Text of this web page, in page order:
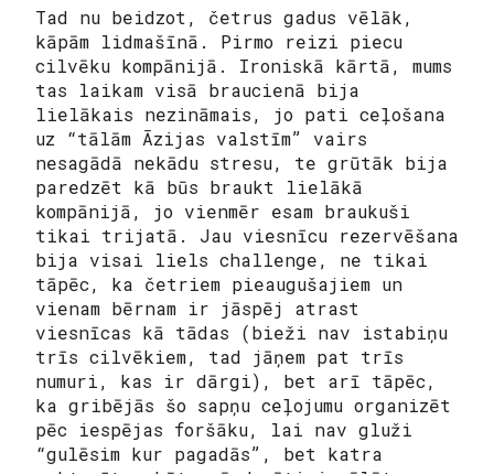
Tad nu beidzot, četrus gadus vēlāk,
kāpām lidmašīnā. Pirmo reizi piecu
cilvēku kompānijā. Ironiskā kārtā, mums
tas laikam visā braucienā bija
lielākais nezināmais, jo pati ceļošana
uz “tālām Āzijas valstīm” vairs
nesagādā nekādu stresu, te grūtāk bija
paredzēt kā būs braukt lielākā
kompānijā, jo vienmēr esam braukuši
tikai trijatā. Jau viesnīcu rezervēšana
bija visai liels challenge, ne tikai
tāpēc, ka četriem pieaugušajiem un
vienam bērnam ir jāspēj atrast
viesnīcas kā tādas (bieži nav istabiņu
trīs cilvēkiem, tad jāņem pat trīs
numuri, kas ir dārgi), bet arī tāpēc,
ka gribējās šo sapņu ceļojumu organizēt
pēc iespējas foršāku, lai nav gluži
“gulēsim kur pagadās”, bet katra